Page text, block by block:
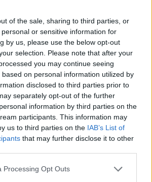
of the sale, sharing to third parties, or
or sensitive information for
by us, please use the below opt-out
selection. Please note that after your
you may continue seeing
on personal information utilized by
disclosed to third parties prior to
separately opt-out of the further
information by third parties on the
participants. This information may
us to third parties on the IAB’s List of
that may further disclose it to other
Processing Opt Outs
λίγο πριν την παρουσίαση του
εξαπέλυσε το ΠΑΣΟΚ. Το κόμμα της
λίγο πριν από την επίσημη
νέου κόμματος του Αλέξη Τσίπρα, τονίζει
Γερουσίας προτείνει άσκηση
του πρώην συμβούλου για την